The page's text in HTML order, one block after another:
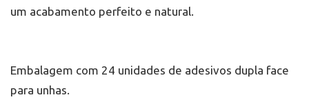
postiças. Seja para uso pessoal ou profissional, este
adesivo oferece uma fixação segura e duradoura,
um acabamento perfeito e natural.
Embalagem com 24 unidades de adesivos dupla face
para unhas.